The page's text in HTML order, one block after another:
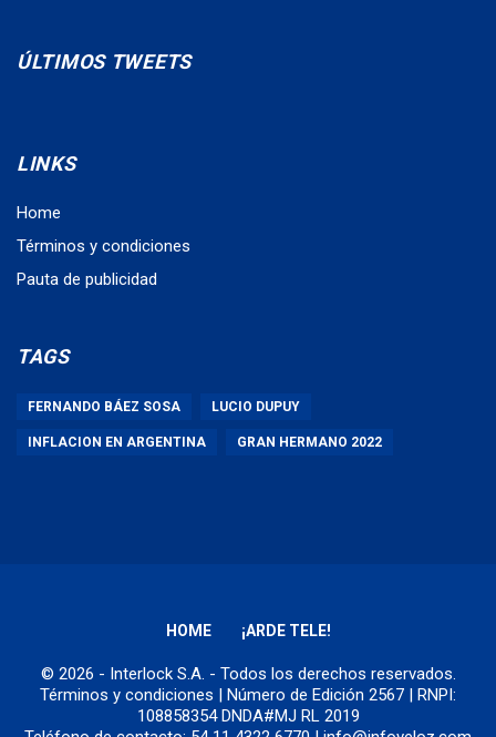
ÚLTIMOS TWEETS
LINKS
Home
Términos y condiciones
Pauta de publicidad
TAGS
FERNANDO BÁEZ SOSA LUCIO DUPUY
INFLACION EN ARGENTINA GRAN HERMANO 2022
HOME ¡ARDE TELE!
© 2026 - Interlock S.A. - Todos los derechos reservados.
Términos y condiciones | Número de Edición 2567 | RNPI:
108858354 DNDA#MJ RL 2019